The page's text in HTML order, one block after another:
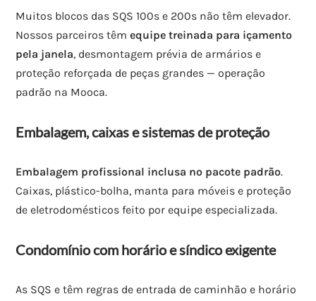
Muitos blocos das SQS 100s e 200s não têm elevador.
Nossos parceiros têmequipe treinada para içamento
pela janela, desmontagem prévia de armários e
proteção reforçada de peças grandes — operação
padrão na Mooca.
Embalagem, caixas e sistemas de proteção
Embalagem profissional inclusa no pacote padrão.
Caixas, plástico-bolha, manta para móveis e proteção
de eletrodomésticos feito por equipe especializada.
Condomínio com horário e síndico exigente
As SQS e têm regras de entrada de caminhão e horário